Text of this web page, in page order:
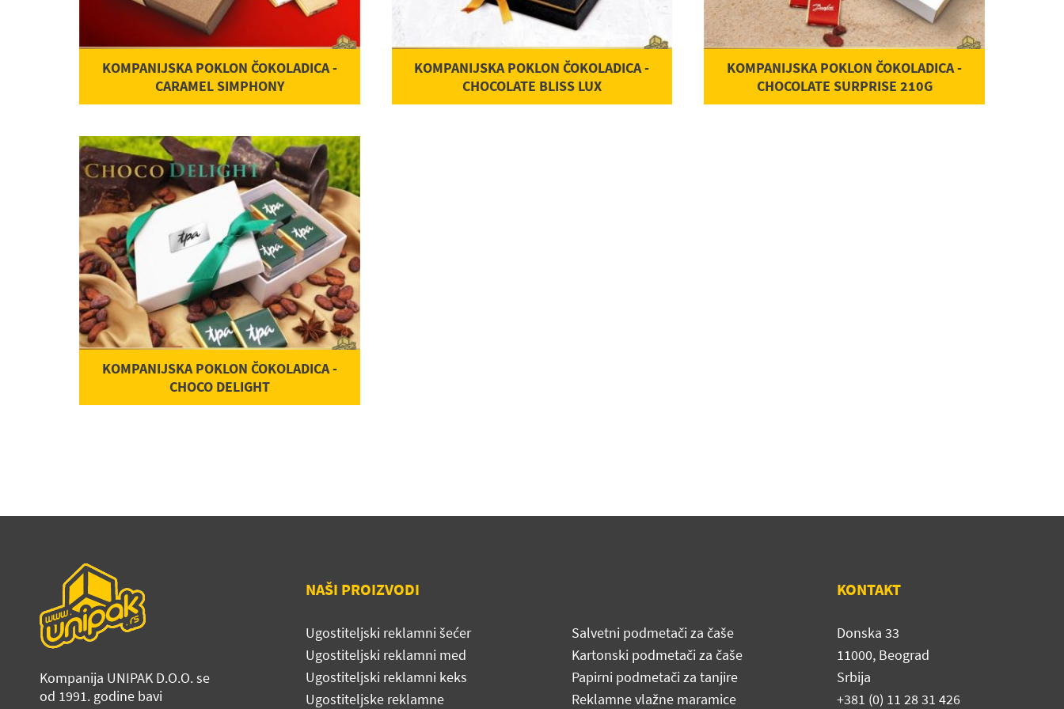
KOMPANIJSKA POKLON ČOKOLADICA -
CARAMEL SIMPHONY
KOMPANIJSKA POKLON ČOKOLADICA -
CHOCOLATE BLISS LUX
KOMPANIJSKA POKLON ČOKOLADICA -
CHOCOLATE SURPRISE 210G
KOMPANIJSKA POKLON ČOKOLADICA -
CHOCO DELIGHT
Kompanija UNIPAK D.O.O. se
od 1991. godine bavi
NAŠI PROIZVODI
Ugostiteljski reklamni šećer
Ugostiteljski reklamni med
Ugostiteljski reklamni keks
Ugostiteljske reklamne
Salvetni podmetači za čaše
Kartonski podmetači za čaše
Papirni podmetači za tanjire
Reklamne vlažne maramice
KONTAKT
Donska 33
11000, Beograd
Srbija
+381 (0) 11 28 31 426